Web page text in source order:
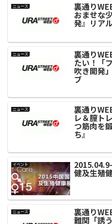
ニュース 裏通り
おませな
発』リア
ニュース 裏通り
たい！「
吹き開発
ブ
ニュース 裏通り
レ＆膣ト
つ筋肉を
ち』
イベント
健及生殖
ニュース 裏通り
難関「誘